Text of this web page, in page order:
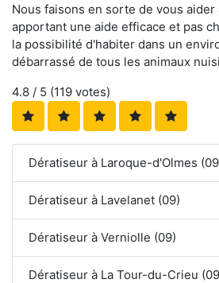
Nous faisons en sorte de vous
apportant une aide efficace et pas
la possibilité d'habiter dans un
débarrassé de tous les animaux
4.8 / 5 (119 votes)
Dératiseur à Laroque-d'Olmes
Dératiseur à Lavelanet (09)
Dératiseur à Verniolle (09)
Dératiseur à La Tour-du-Crieu